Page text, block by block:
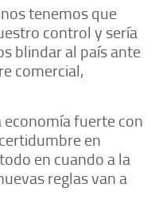
tenemos que
control y sería
blindar al país ante
comercial,
economía fuerte con
en
en cuando a la
reglas van a